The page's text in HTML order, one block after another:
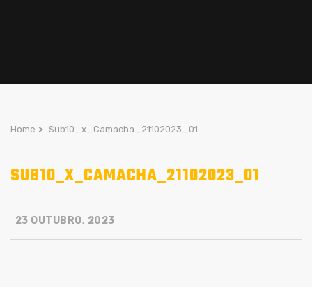
Home > Sub10_x_Camacha_21102023_01
SUB10_X_CAMACHA_21102023_01
23 OUTUBRO, 2023